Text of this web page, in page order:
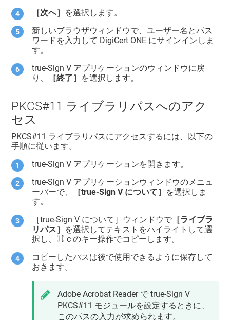
［次へ］ を選択します。
新しいブラウザウィンドウで、ユーザー名とパス
ワードを入力して DigiCert ONE にサインインしま
す。
true-Sign V アプリケーションのウィンドウに戻
り、
［終了］ を選択します。
PKCS#11 ライブラリパスへのアク
セス
PKCS#11 ライブラリパスにアクセスするには、以下の
手順に従います。
true-Sign V アプリケーションを開きます。
true-Sign V アプリケーションウィンドウのメニュ
ーバーで、
［true-Sign V について］ を選択しま
す。
［true-Sign V について］ウィンドウで ［ライブラ
リパス］ を選択してテキストをハイライトして選
択し、⌘ c のキー操作でコピーします。
コピーしたパスは後で使用できるように保存して
おきます。
Adobe Acrobat Reader で true-Sign V
PKCS#11 モジュールを設定するときに、
このパスの入力が求められます。